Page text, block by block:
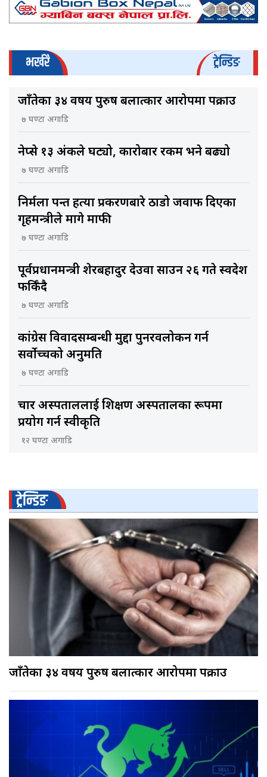
भर्खरै ट्रेन्डिङ
जाँतेका ३४ वर्षीय पुरुष बलात्कार आरोपमा पक्राउ
७ घण्टा अगाडि
नेप्से १३ अंकले घट्यो, कारोबार रकम भने बढ्यो
७ घण्टा अगाडि
निर्मला पन्त हत्या प्रकरणबारे ठाडो जवाफ दिएका
गृहमन्त्रीले मागे माफी
७ घण्टा अगाडि
पूर्वप्रधानमन्त्री शेरबहादुर देउवा साउन २६ गते स्वदेश
फर्किँदै
७ घण्टा अगाडि
कांग्रेस विवादसम्बन्धी मुद्दा पुनरवलोकन गर्न
सर्वोच्चको अनुमति
७ घण्टा अगाडि
चार अस्पताललाई शिक्षण अस्पतालका रूपमा
प्रयोग गर्न स्वीकृति
१२ घण्टा अगाडि
ट्रेन्डिङ
जाँतेका ३४ वर्षीय पुरुष बलात्कार आरोपमा पक्राउ